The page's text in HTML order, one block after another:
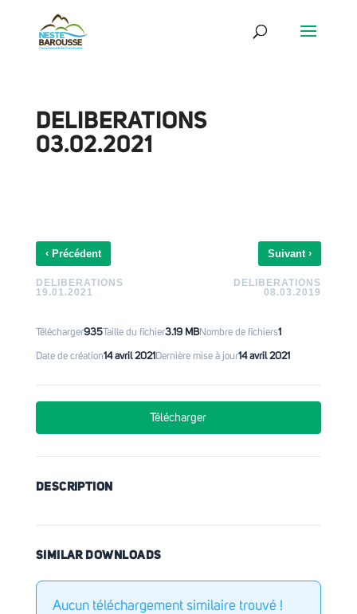
DELIBERATIONS
03.02.2021
‹Précédent
DELIBERATIONS
19.01.2021
Suivant›
DELIBERATIONS
08.03.2019
Télécharger935Taille du fichier3.19 MBNombre de fichiers1
Date de création14 avril 2021 Dernière mise à jour14 avril 2021
Télécharger
DESCRIPTION
SIMILAR DOWNLOADS
Aucun téléchargement similaire trouvé !